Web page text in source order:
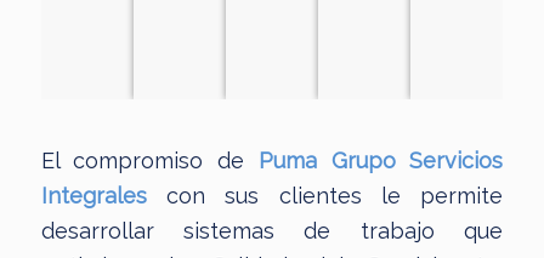
públicos
cristales
en altura.
El compromiso de Puma Grupo Servicios
Integralescon sus clientes le permite
desarrollar sistemas de trabajo que